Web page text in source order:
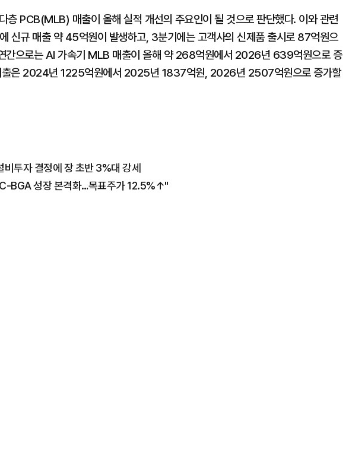
층 PCB(MLB) 매출이 올해 실적 개선의 주요인이 될 것으로 판단했다. 이와 관련
신규 매출 약 45억원이 발생하고, 3분기에는 고객사의 신제품 출시로 87억원으
간으로는 AI 가속기 MLB 매출이 올해 약 268억원에서 2026년 639억원으로 증
출은 2024년 1225억원에서 2025년 1837억원, 2026년 2507억원으로 증가할
투자 결정에 장 초반 3%대 강세
BGA 성장 본격화…목표주가 12.5%↑"